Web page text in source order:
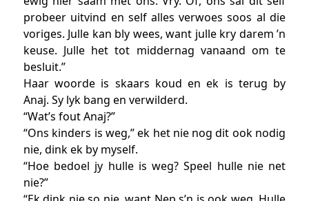
probeer uitvind en self alles verwoes soos al die
voriges. Julle kan bly wees, want julle kry darem ’n
keuse. Julle het tot middernag vanaand om te
besluit.”
Haar woorde is skaars koud en ek is terug by
Anaj. Sy lyk bang en verwilderd.
“Wat’s fout Anaj?”
“Ons kinders is weg,” ek het nie nog dit ook nodig
nie, dink ek by myself.
“Hoe bedoel jy hulle is weg? Speel hulle nie net
nie?”